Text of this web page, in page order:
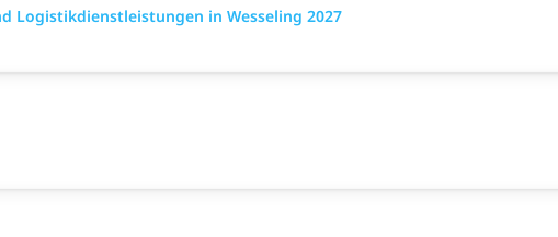
Logistikdienstleistungen in Wesseling 2027